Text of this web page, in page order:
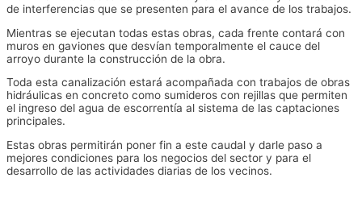
de interferencias que se presenten para el avance de los trabajos.
Mientras se ejecutan todas estas obras, cada frente contará con
muros en gaviones que desvían temporalmente el cauce del
arroyo durante la construcción de la obra.
Toda esta canalización estará acompañada con trabajos de obras
hidráulicas en concreto como sumideros con rejillas que permiten
el ingreso del agua de escorrentía al sistema de las captaciones
principales.
Estas obras permitirán poner fin a este caudal y darle paso a
mejores condiciones para los negocios del sector y para el
desarrollo de las actividades diarias de los vecinos.